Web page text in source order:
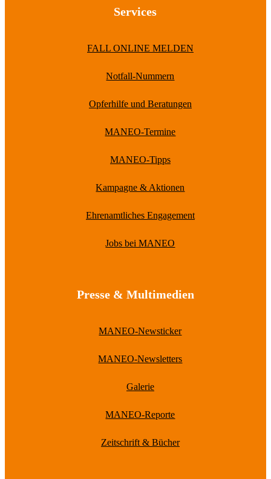
Services
FALL ONLINE MELDEN
Notfall-Nummern
Opferhilfe und Beratungen
MANEO-Termine
MANEO-Tipps
Kampagne & Aktionen
Ehrenamtliches Engagement
Jobs bei MANEO
Presse & Multimedien
MANEO-Newsticker
MANEO-Newsletters
Galerie
MANEO-Reporte
Zeitschrift & Bücher